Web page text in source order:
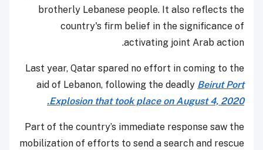
brotherly Lebanese people. It also reflects the
country's firm belief in the significance of
activating joint Arab action.
Last year, Qatar spared no effort in coming to the
aid of Lebanon, following the deadly Beirut Port
Explosion that took place on August 4, 2020.
Part of the country’s immediate response saw the
mobilization of efforts to send a search and rescue